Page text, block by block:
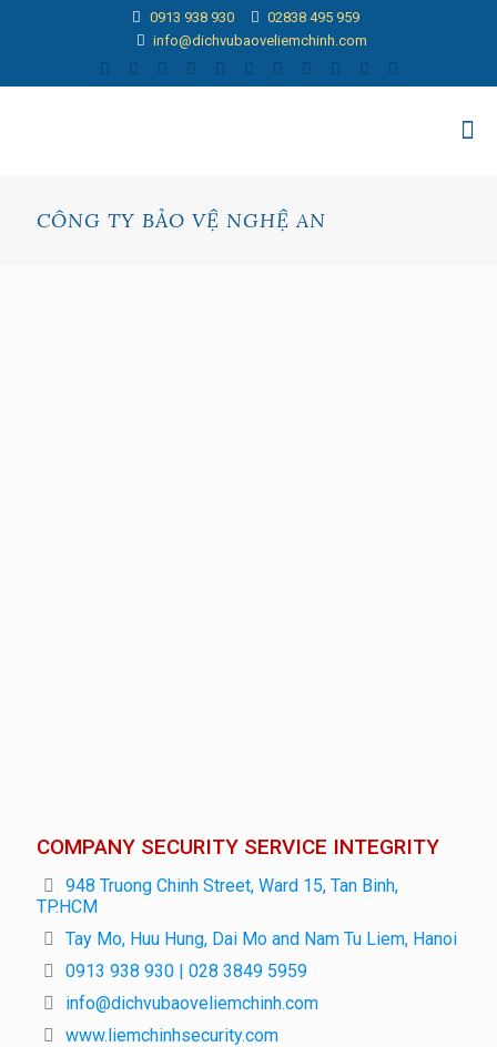
0913 938 930
02838 495 959
info@dichvubaoveliemchinh.com
CÔNG TY BẢO VỆ NGHỆ AN
COMPANY SECURITY SERVICE INTEGRITY
948 Truong Chinh Street, Ward 15, Tan Binh,
TP.HCM
Tay Mo, Huu Hung, Dai Mo and Nam Tu Liem, Hanoi
0913 938 930 | 028 3849 5959
info@dichvubaoveliemchinh.com
www.liemchinhsecurity.com